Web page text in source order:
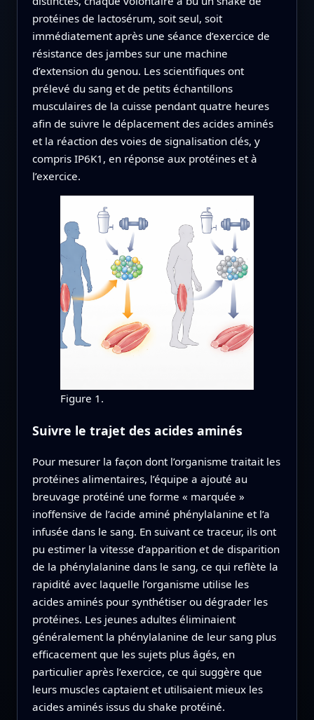
protéines de lactosérum, soit seul, soit
immédiatement après une séance d’exercice de
résistance des jambes sur une machine
d’extension du genou. Les scientifiques ont
prélevé du sang et de petits échantillons
musculaires de la cuisse pendant quatre heures
afin de suivre le déplacement des acides aminés
et la réaction des voies de signalisation clés, y
compris IP6K1, en réponse aux protéines et à
l’exercice.
Figure 1.
Suivre le trajet des acides aminés
Pour mesurer la façon dont l’organisme traitait les
protéines alimentaires, l’équipe a ajouté au
breuvage protéiné une forme « marquée »
inoffensive de l’acide aminé phénylalanine et l’a
infusée dans le sang. En suivant ce traceur, ils ont
pu estimer la vitesse d’apparition et de disparition
de la phénylalanine dans le sang, ce qui reflète la
rapidité avec laquelle l’organisme utilise les
acides aminés pour synthétiser ou dégrader les
protéines. Les jeunes adultes éliminaient
généralement la phénylalanine de leur sang plus
efficacement que les sujets plus âgés, en
particulier après l’exercice, ce qui suggère que
leurs muscles captaient et utilisaient mieux les
acides aminés issus du shake protéiné.